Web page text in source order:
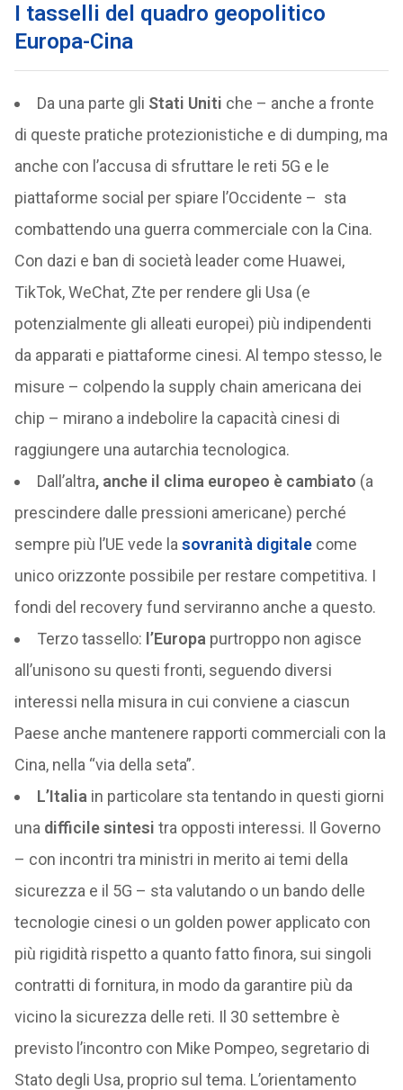
I tasselli del quadro geopolitico
Europa-Cina
Da una parte gli Stati Uniti che – anche a fronte
di queste pratiche protezionistiche e di dumping, ma
anche con l’accusa di sfruttare le reti 5G e le
piattaforme social per spiare l’Occidente – sta
combattendo una guerra commerciale con la Cina.
Con dazi e ban di società leader come Huawei,
TikTok, WeChat, Zte per rendere gli Usa (e
potenzialmente gli alleati europei) più indipendenti
da apparati e piattaforme cinesi. Al tempo stesso, le
misure – colpendo la supply chain americana dei
chip – mirano a indebolire la capacità cinesi di
raggiungere una autarchia tecnologica.
Dall’altra, anche il clima europeo è cambiato (a
prescindere dalle pressioni americane) perché
sempre più l’UE vede la sovranità digitalecome
unico orizzonte possibile per restare competitiva. I
fondi del recovery fund serviranno anche a questo.
Terzo tassello: l’Europa purtroppo non agisce
all’unisono su questi fronti, seguendo diversi
interessi nella misura in cui conviene a ciascun
Paese anche mantenere rapporti commerciali con la
Cina, nella “via della seta”.
L’Italia in particolare sta tentando in questi giorni
una difficilesintesi tra opposti interessi. Il Governo
– con incontri tra ministri in merito ai temi della
sicurezza e il 5G – sta valutando o un bando delle
tecnologie cinesi o un golden power applicato con
più rigidità rispetto a quanto fatto finora, sui singoli
contratti di fornitura, in modo da garantire più da
vicino la sicurezza delle reti. Il 30 settembre è
previsto l’incontro con Mike Pompeo, segretario di
Stato degli Usa, proprio sul tema. L’orientamento